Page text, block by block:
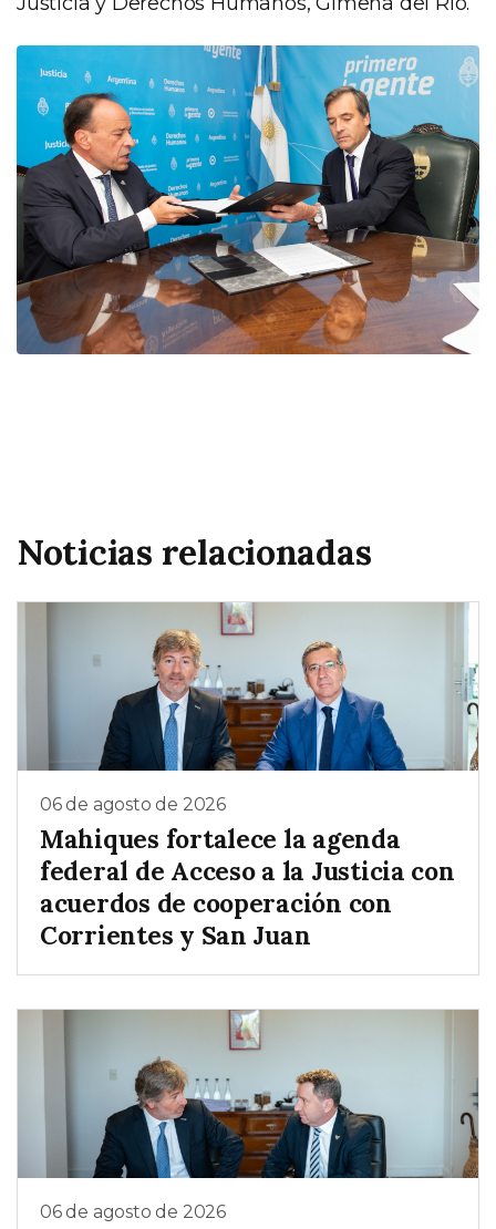
Noticias relacionadas
06 de agosto de 2026
Mahiques fortalece la agenda
federal de Acceso a la Justicia con
acuerdos de cooperación con
Corrientes y San Juan
06 de agosto de 2026